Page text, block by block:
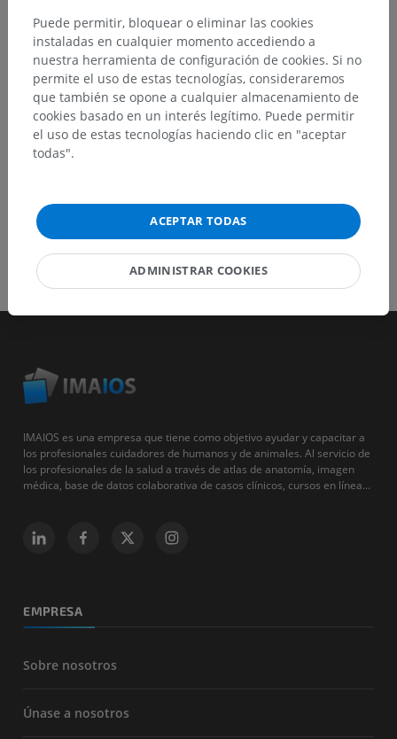
Reportar un error
DESCARGAR LA APLICACIÓN
IMAIOS es una empresa que tiene como objetivo ayudar y capacitar a
los profesionales cuidadores de humanos y de animales. Al servicio de
los profesionales de la salud a través de atlas de anatomía, imagen
médica, base de datos colaborativa de casos clínicos, cursos en línea...
EMPRESA
Sobre nosotros
Únase a nosotros
Puede permitir, bloquear o eliminar las cookies
instaladas en cualquier momento accediendo a
nuestra herramienta de configuración de cookies. Si no
permite el uso de estas tecnologías, consideraremos
que también se opone a cualquier almacenamiento de
cookies basado en un interés legítimo. Puede permitir
el uso de estas tecnologías haciendo clic en "aceptar
todas".
ACEPTAR TODAS
ADMINISTRAR COOKIES